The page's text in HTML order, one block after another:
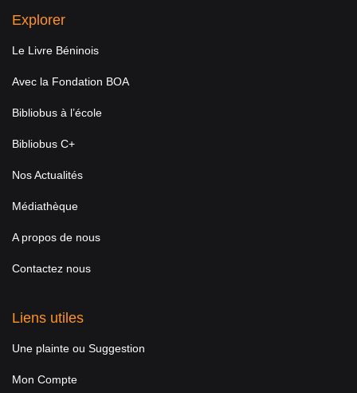
Explorer
Le Livre Béninois
Avec la Fondation BOA
Bibliobus à l’école
Bibliobus C+
Nos Actualités
Médiathèque
A propos de nous
Contactez nous
Liens utiles
Une plainte ou Suggestion
Mon Compte